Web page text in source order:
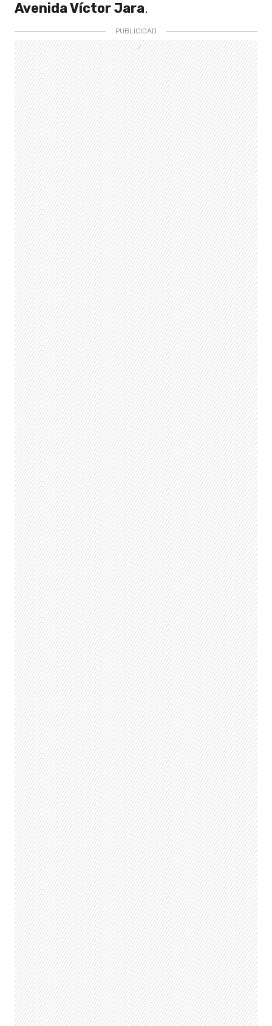
Avenida Víctor Jara.